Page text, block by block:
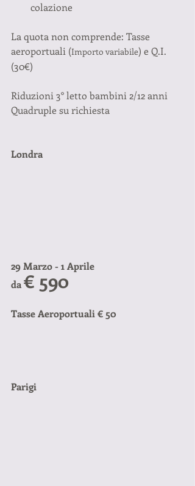
colazione
La quota non comprende: Tasse
aeroportuali (Importo variabile) e Q.I.
(30€)
Riduzioni 3° letto bambini 2/12 anni
Quadruple su richiesta
Londra
29 Marzo - 1 Aprile
da € 590
Tasse Aeroportuali € 50
Parigi